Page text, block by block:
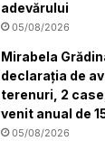
adevărului
05/08/2026
Mirabela
declarația de
terenuri, 2
venit anual de
05/08/2026